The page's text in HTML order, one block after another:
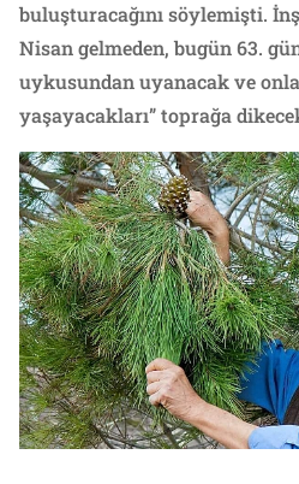
buluşturacağını söylemişti.
Nisan gelmeden, bugün 63.
uykusundan uyanacak ve
yaşayacakları” toprağa